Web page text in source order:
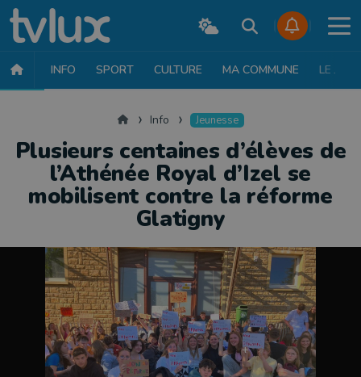
INFO SPORT CULTURE MA COMMUNE LE JT
AccueilInfo Jeunesse
Plusieurs centaines d’élèves de
l’Athénée Royal d’Izel se
mobilisent contre la réforme
Glatigny